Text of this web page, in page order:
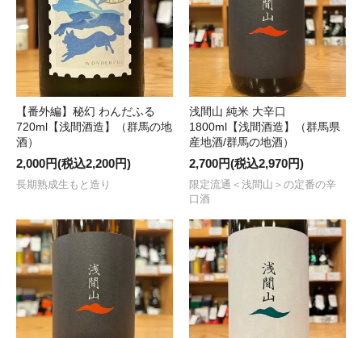
【番外編】秘幻 わんだふる
720ml【浅間酒造】（群馬の地
酒）
2,000円(税込2,200円)
長期熟成生もと造り
浅間山 純米 大辛口
1800ml【浅間酒造】（群馬県
産地酒/群馬の地酒）
2,700円(税込2,970円)
限定流通＜浅間山＞の定番の辛
口酒